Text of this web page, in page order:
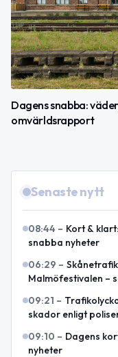
Dagens snabba:
omvärldsrapport
Senaste nytt
08:44 – Kort &
snabba nyheter
06:29 –
Malmöfestivalen –
09:21 –
skador enligt
09:10 – Dagens
nyheter